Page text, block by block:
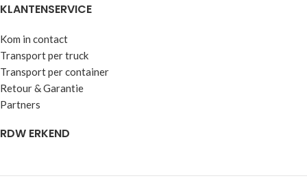
KLANTENSERVICE
Kom in contact
Transport per truck
Transport per container
Retour & Garantie
Partners
RDW ERKEND